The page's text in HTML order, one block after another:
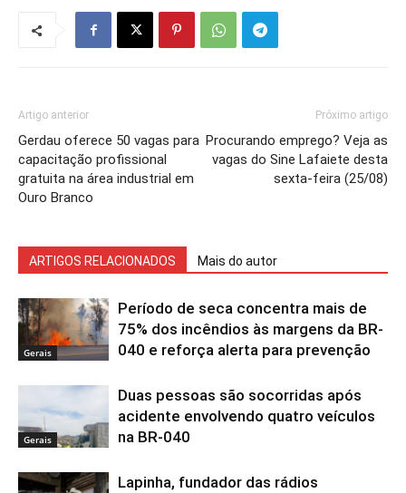
Artigo anterior
Gerdau oferece 50 vagas para
capacitação profissional
gratuita na área industrial em
Ouro Branco
Próximo artigo
Procurando emprego? Veja as
vagas do Sine Lafaiete desta
sexta-feira (25/08)
ARTIGOS RELACIONADOS Mais do autor
Gerais
Período de seca concentra mais de
75% dos incêndios às margens da BR-
040 e reforça alerta para prevenção
Gerais
Duas pessoas são socorridas após
acidente envolvendo quatro veículos
na BR-040
Lapinha, fundador das rádios